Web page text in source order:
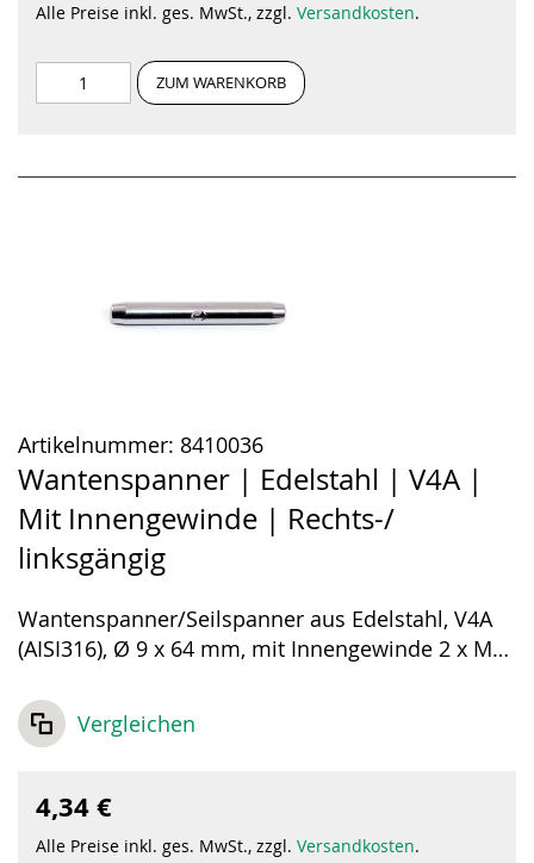
Alle Preise inkl. ges. MwSt., zzgl. Versandkosten.
ZUM WARENKORB
Artikelnummer: 8410036
Wantenspanner | Edelstahl | V4A |
Mit Innengewinde | Rechts-/
linksgängig
Wantenspanner/Seilspanner aus Edelstahl, V4A
(AISI316), Ø 9 x 64 mm, mit Innengewinde 2 x M6,
Vergleichen
4,34 €
Alle Preise inkl. ges. MwSt., zzgl. Versandkosten.